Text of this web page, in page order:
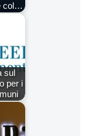
col…
sul
per i